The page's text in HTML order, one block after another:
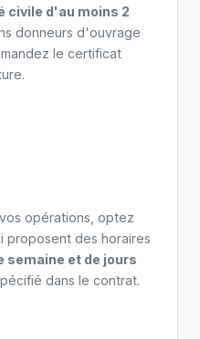
civile d'au moins 2
donneurs d'ouvrage
le certificat
opérations, optez
proposent des horaires
semaine et de jours
dans le contrat.